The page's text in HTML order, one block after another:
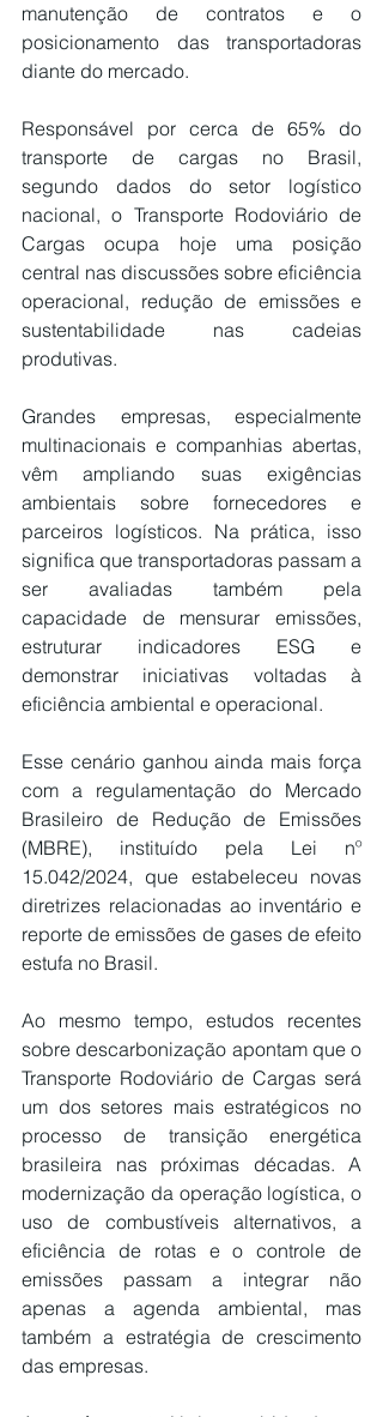
manutenção de contratos e o
posicionamento das transportadoras
diante do mercado.
Responsável por cerca de 65% do
transporte de cargas no Brasil,
segundo dados do setor logístico
nacional, o Transporte Rodoviário de
Cargas ocupa hoje uma posição
central nas discussões sobre eficiência
operacional, redução de emissões e
sustentabilidade nas cadeias
produtivas.
Grandes empresas, especialmente
multinacionais e companhias abertas,
vêm ampliando suas exigências
ambientais sobre fornecedores e
parceiros logísticos. Na prática, isso
significa que transportadoras passam a
ser avaliadas também pela
capacidade de mensurar emissões,
estruturar indicadores ESG e
demonstrar iniciativas voltadas à
eficiência ambiental e operacional.
Esse cenário ganhou ainda mais força
com a regulamentação do Mercado
Brasileiro de Redução de Emissões
(MBRE), instituído pela Lei nº
15.042/2024, que estabeleceu novas
diretrizes relacionadas ao inventário e
reporte de emissões de gases de efeito
estufa no Brasil.
Ao mesmo tempo, estudos recentes
sobre descarbonização apontam que o
Transporte Rodoviário de Cargas será
um dos setores mais estratégicos no
processo de transição energética
brasileira nas próximas décadas. A
modernização da operação logística, o
uso de combustíveis alternativos, a
eficiência de rotas e o controle de
emissões passam a integrar não
apenas a agenda ambiental, mas
também a estratégia de crescimento
das empresas.